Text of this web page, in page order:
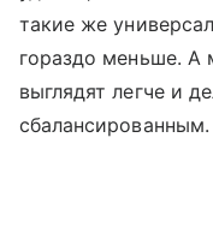
такие же
гораздо меньше. А
выглядят легче и
сбалансированным.